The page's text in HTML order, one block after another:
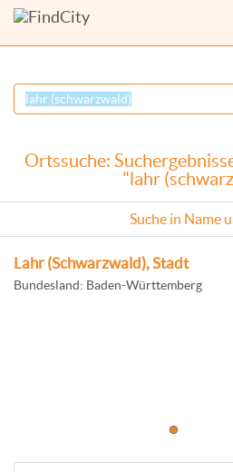
Ortssuche:
"lahr
Suche in Name
Lahr (Schwarzwald), Stadt
Bundesland: Baden-Württemberg